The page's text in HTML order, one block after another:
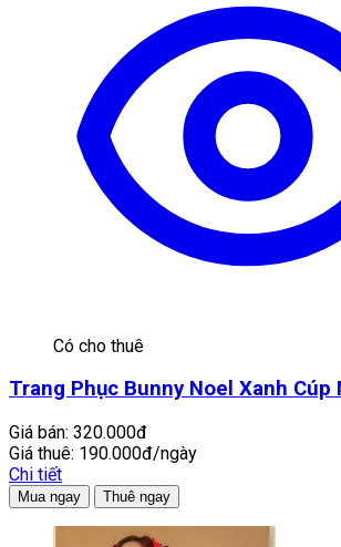
Có cho thuê
Trang Phục Bunny Noel Xanh Cúp
Giá bán: 320.000đ
Giá thuê: 190.000đ/ngày
Chi tiết
Mua ngay Thuê ngay